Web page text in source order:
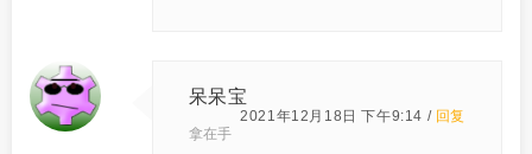
呆呆宝
2021年12月18日 下午9:14 / 回复
拿在手